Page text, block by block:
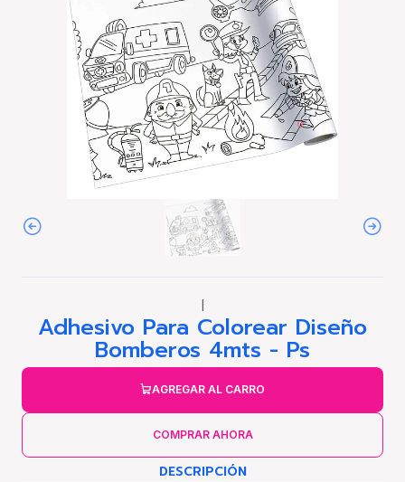
|
Adhesivo Para Colorear Diseño
Bomberos 4mts - Ps
AGREGAR AL CARRO
COMPRAR AHORA
DESCRIPCIÓN